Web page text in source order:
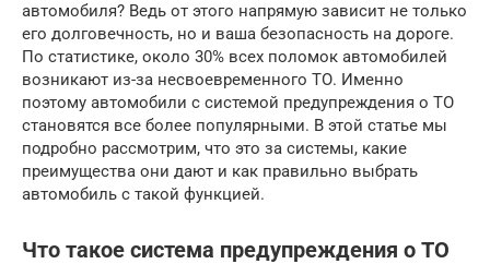
автомобиля? Ведь от этого напрямую зависит не только
его долговечность, но и ваша безопасность на дороге.
По статистике, около 30% всех поломок автомобилей
возникают из-за несвоевременного ТО. Именно
поэтому автомобили с системой предупреждения о ТО
становятся все более популярными. В этой статье мы
подробно рассмотрим, что это за системы, какие
преимущества они дают и как правильно выбрать
автомобиль с такой функцией.
Что такое система предупреждения о ТО